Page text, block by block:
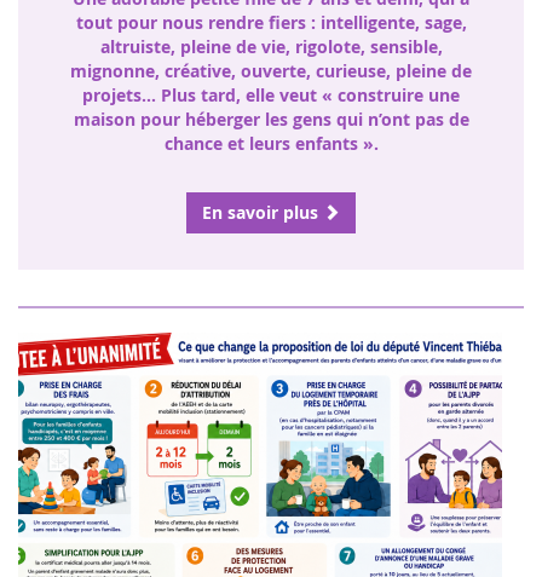
tout pour nous rendre fiers : intelligente, sage,
altruiste, pleine de vie, rigolote, sensible,
mignonne, créative, ouverte, curieuse, pleine de
projets… Plus tard, elle veut « construire une
maison pour héberger les gens qui n’ont pas de
chance et leurs enfants ».
En savoir plus